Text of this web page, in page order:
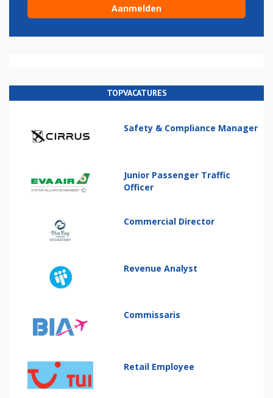
TOPVACATURES
Safety & Compliance Manager
Junior Passenger Traffic
Officer
Commercial Director
Revenue Analyst
Commissaris
Retail Employee